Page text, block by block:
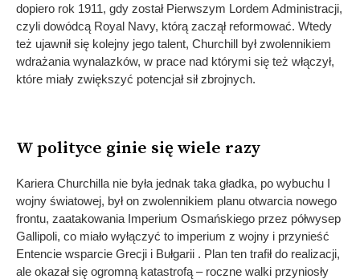
dopiero rok 1911, gdy został Pierwszym Lordem Administracji,
czyli dowódcą Royal Navy, którą zaczął reformować. Wtedy
też ujawnił się kolejny jego talent, Churchill był zwolennikiem
wdrażania wynalazków, w prace nad którymi się też włączył,
które miały zwiększyć potencjał sił zbrojnych.
W polityce ginie się wiele razy
Kariera Churchilla nie była jednak taka gładka, po wybuchu I
wojny światowej, był on zwolennikiem planu otwarcia nowego
frontu, zaatakowania Imperium Osmańskiego przez półwysep
Gallipoli, co miało wyłączyć to imperium z wojny i przynieść
Entencie wsparcie Grecji i Bułgarii . Plan ten trafił do realizacji,
ale okazał się ogromną katastrofą – roczne walki przyniosły